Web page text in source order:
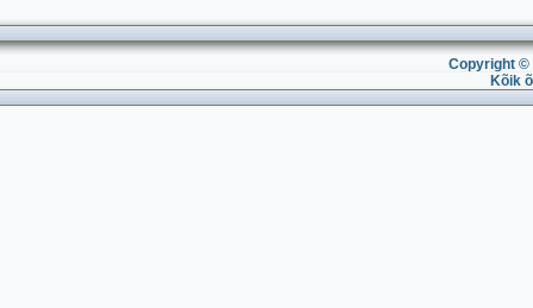
Copyright ©
Kõik